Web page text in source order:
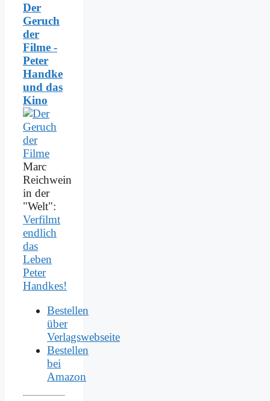
Der
Geruch
der
Filme -
Peter
Handke
und das
Kino
Marc
Reichwein
in der
"Welt":
Verfilmt
endlich
das
Leben
Peter
Handkes!
Bestellen
über
Verlagswebseite
Bestellen
bei
Amazon